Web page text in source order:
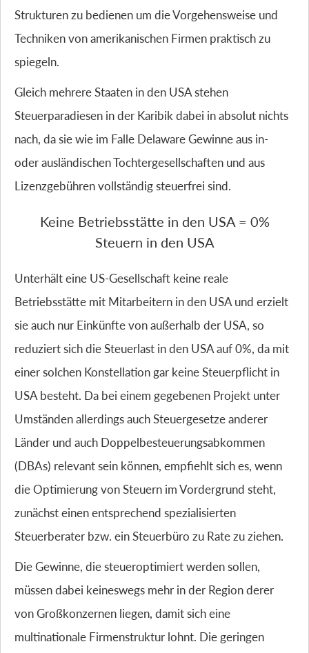
Strukturen zu bedienen um die Vorgehensweise und
Techniken von amerikanischen Firmen praktisch zu
spiegeln.
Gleich mehrere Staaten in den USA stehen
Steuerparadiesen in der Karibik dabei in absolut nichts
nach, da sie wie im Falle Delaware Gewinne aus in-
oder ausländischen Tochtergesellschaften und aus
Lizenzgebühren vollständig steuerfrei sind.
Keine Betriebsstätte in den USA = 0%
Steuern in den USA
Unterhält eine US-Gesellschaft keine reale
Betriebsstätte mit Mitarbeitern in den USA und erzielt
sie auch nur Einkünfte von außerhalb der USA, so
reduziert sich die Steuerlast in den USA auf 0%, da mit
einer solchen Konstellation gar keine Steuerpflicht in
USA besteht. Da bei einem gegebenen Projekt unter
Umständen allerdings auch Steuergesetze anderer
Länder und auch Doppelbesteuerungsabkommen
(DBAs) relevant sein können, empfiehlt sich es, wenn
die Optimierung von Steuern im Vordergrund steht,
zunächst einen entsprechend spezialisierten
Steuerberater bzw. ein Steuerbüro zu Rate zu ziehen.
Die Gewinne, die steueroptimiert werden sollen,
müssen dabei keineswegs mehr in der Region derer
von Großkonzernen liegen, damit sich eine
multinationale Firmenstruktur lohnt. Die geringen